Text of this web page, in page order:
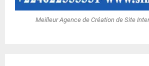
Meilleur Agence de Création de Site